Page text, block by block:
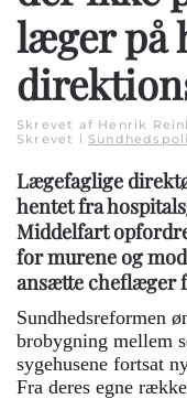
læger på
Skrevet af Henrik
Skrevet i
Lægefaglige
hentet fra
Middelfart
for murene og
ansætte cheflæger
Sundhedsreformen
brobygning mellem
sygehusene fortsat
Fra deres egne